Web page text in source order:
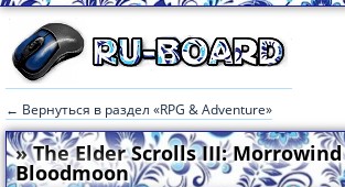
← Вернуться в раздел «RPG & Adventure»
» The Elder Scrolls III:
Bloodmoon